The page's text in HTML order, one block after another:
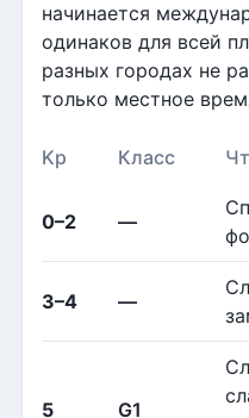
начинается
одинаков для всей
разных городах не
только местное
Kp Класс
0–2 —
3–4 —
5 G1